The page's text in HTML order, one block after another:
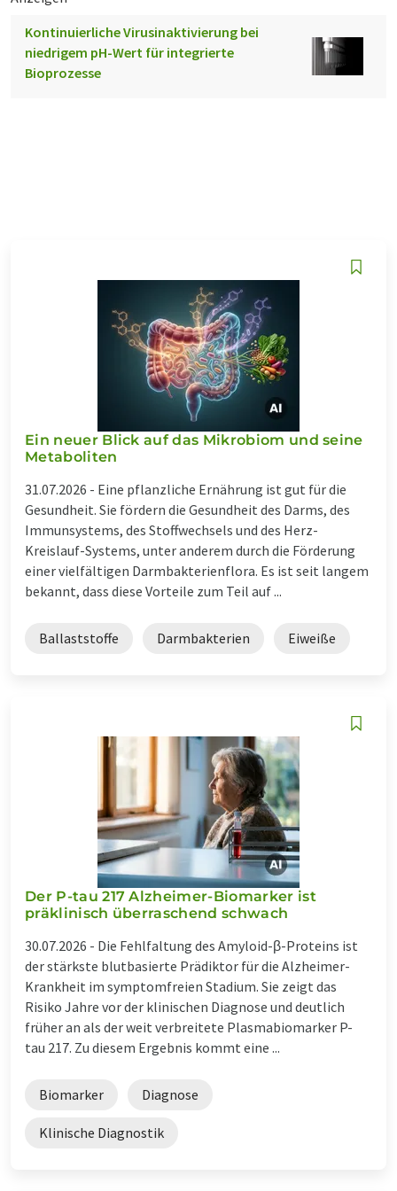
Kontinuierliche Virusinaktivierung bei
niedrigem pH-Wert für integrierte
Bioprozesse
Ein neuer Blick auf das Mikrobiom und seine
Metaboliten
31.07.2026 - Eine pflanzliche Ernährung ist gut für die
Gesundheit. Sie fördern die Gesundheit des Darms, des
Immunsystems, des Stoffwechsels und des Herz-
Kreislauf-Systems, unter anderem durch die Förderung
einer vielfältigen Darmbakterienflora. Es ist seit langem
bekannt, dass diese Vorteile zum Teil auf ...
Ballaststoffe Darmbakterien Eiweiße
Der P-tau 217 Alzheimer-Biomarker ist
präklinisch überraschend schwach
30.07.2026 - Die Fehlfaltung des Amyloid-β-Proteins ist
der stärkste blutbasierte Prädiktor für die Alzheimer-
Krankheit im symptomfreien Stadium. Sie zeigt das
Risiko Jahre vor der klinischen Diagnose und deutlich
früher an als der weit verbreitete Plasmabiomarker P-
tau 217. Zu diesem Ergebnis kommt eine ...
Biomarker Diagnose
Klinische Diagnostik